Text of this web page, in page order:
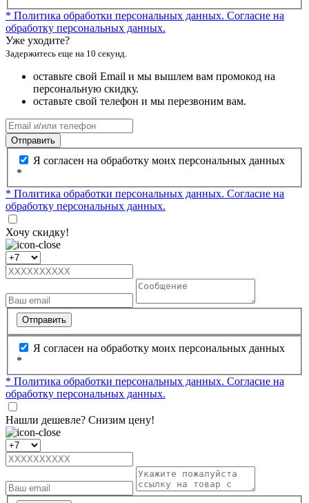
* Политика обработки персональных данных. Согласие на
обработку персональных данных.
Уже уходите?
Задержитесь еще на 10 секунд.
оставьте свой Email и мы вышлем вам промокод на
персональную скидку.
оставьте свой телефон и мы перезвоним вам.
Отправить
Я согласен на обработку моих персональных данных
*
* Политика обработки персональных данных. Согласие на
обработку персональных данных.
Хочу скидку!
Отправить
Я согласен на обработку моих персональных данных
*
* Политика обработки персональных данных. Согласие на
обработку персональных данных.
Нашли дешевле? Снизим цену!